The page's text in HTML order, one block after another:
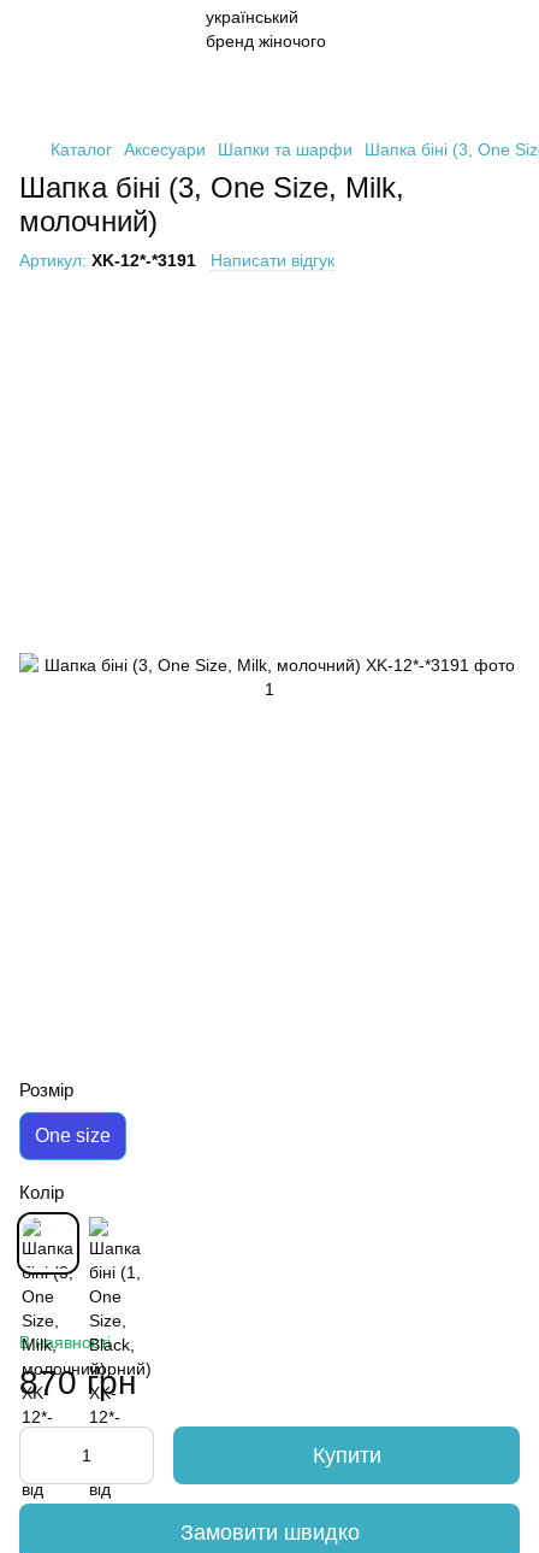
Каталог Аксесуари Шапки та шарфи Шапка біні (3, One
Шапка біні (3, One Size, Milk,
молочний)
Артикул: XK-12*-*3191 Написати відгук
Розмір
One size
Колір
В наявності
870 грн
Купити
Замовити швидко